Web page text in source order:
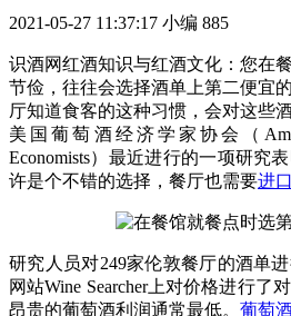
2021-05-27 11:37:17 小编 885
识酒网红酒知识与红酒文化：您在
节俭，往往会选择酒单上第二便宜
厅知道食客的这种习惯，会对这些
美国葡萄酒经济学家协会（
Economists）最近进行的一项研究
许是个不错的选择，餐厅也需要进
研究人员对249家伦敦餐厅的酒单
网站Wine Searcher上对价格进行了
昂贵的葡萄酒利润通常最低。 葡萄